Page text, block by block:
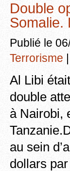
Double
Somalie.
Publié le
Terrorisme |
Al Libi
double
à Nairobi,
au sein
dollars